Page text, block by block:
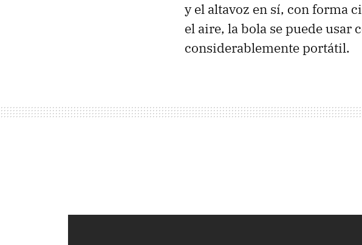
y el altavoz en sí, con forma
el aire, la bola se puede usar
considerablemente portátil.